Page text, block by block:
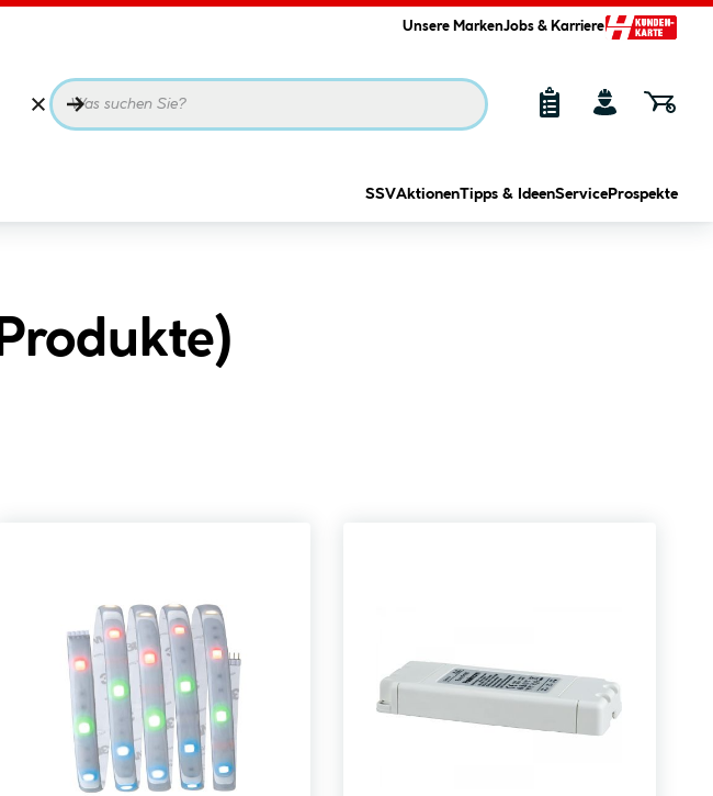
Unsere MarkenJobs & Karriere
SSVAktionenTipps & IdeenService Prospekte
Produkte)